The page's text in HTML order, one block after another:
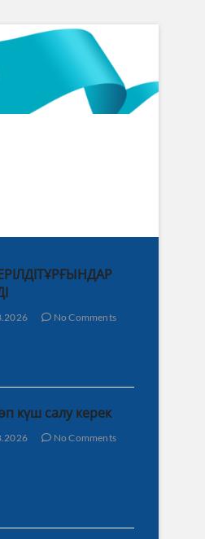
No Comments
күш салу керек
No Comments